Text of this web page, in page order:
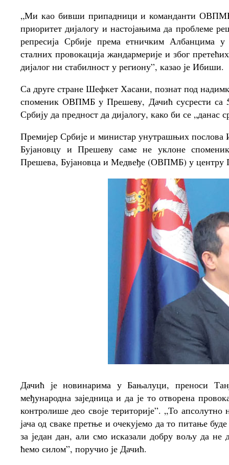
„Ми као бивши припадници и команданти ОВПМБ
приоритет дијалогу и настојањима да проблеме
репресија Србије према етничким
сталних провокација жандармерије и због
дијалог ни стабилност у региону”, казао је Ибиши.
Са друге стране Шефкет Хасани, познат под
споменик ОВПМБ у Прешеву, Дачић сусрести са
Србију да предност да дијалогу, како би се
Премијер Србијe и министар унутрашњих послова
Бујановцу и Прешеву самe не уклоне
Прешева, Бујановца и Медвеђе (ОВПМБ) у центру
Дачић је новинарима у Бањалуци, преноси
међународна заједница и да је то отворена
контролише део своје територије”. „То
јача од сваке претње и очекујемо да то питање
за један дан, али смо исказали добру вољу да
ћемо силом”, поручио је Дачић.